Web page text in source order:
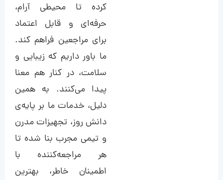
کرده تا محیطی آرام،
حرفه‌ای و قابل اعتماد
برای مراجعین فراهم کند.
ما باور داریم که زیبایی و
سلامت، در کنار هم معنا
پیدا می‌کنند. به همین
دلیل، خدمات ما بر پایه‌ی
دانش روز، تجهیزات مدرن
و تیمی مجرب بنا شده تا
هر مراجعه‌کننده با
اطمینان خاطر، بهترین